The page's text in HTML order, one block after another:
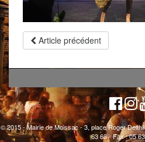
Article précédent
© 2015 - Mairie de Moissac - 3, place Roger
63 63 - Fax : 05